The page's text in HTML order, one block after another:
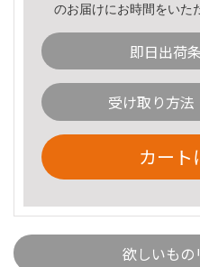
のお届けにお時間をいた
即日出荷
受け取り方法
カート
欲しいもの